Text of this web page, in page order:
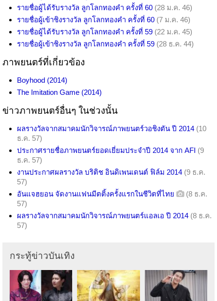
รายชื่อผู้ได้รับรางวัล ลูกโลกทองคำ ครั้งที่ 60 (28 ม.ค. 46)
รายชื่อผู้เข้าชิงรางวัล ลูกโลกทองคำ ครั้งที่ 60 (7 ม.ค. 46)
รายชื่อผู้ได้รับรางวัล ลูกโลกทองคำ ครั้งที่ 59 (22 ม.ค. 45)
รายชื่อผู้เข้าชิงรางวัล ลูกโลกทองคำ ครั้งที่ 59 (28 ธ.ค. 44)
ภาพยนตร์ที่เกี่ยวข้อง
Boyhood (2014)
The Imitation Game (2014)
ข่าวภาพยนตร์อื่นๆ ในช่วงนั้น
ผลรางวัลจากสมาคมนักวิจารณ์ภาพยนตร์วอชิงตัน ปี 2014 (10
ธ.ค. 57)
ประกาศรายชื่อภาพยนตร์ยอดเยี่ยมประจำปี 2014 จาก AFI (9
ธ.ค. 57)
งานประกาศผลรางวัล บริติช อินดิเพนเดนต์ ฟิล์ม 2014 (9 ธ.ค.
57)
อันแจฮยอน จัดงานแฟนมีตติ้งครั้งแรกในชีวิตที่ไทย
(8 ธ.ค.
57)
ผลรางวัลจากสมาคมนักวิจารณ์ภาพยนตร์แอลเอ ปี 2014 (8 ธ.ค.
57)
กระทู้ข่าวบันเทิง